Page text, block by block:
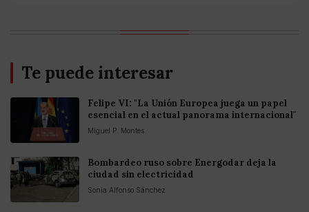
Te puede interesar
Felipe VI: "La Unión Europea juega un papel
esencial en el actual panorama internacional"
Miguel P. Montes
Bombardeo ruso sobre Energodar deja la
ciudad sin electricidad
Sonia Alfonso Sánchez